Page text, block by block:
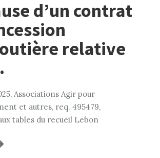
d’un contrat
relative
Associations Agir pour
et autres, req. 495479,
tables du recueil Lebon